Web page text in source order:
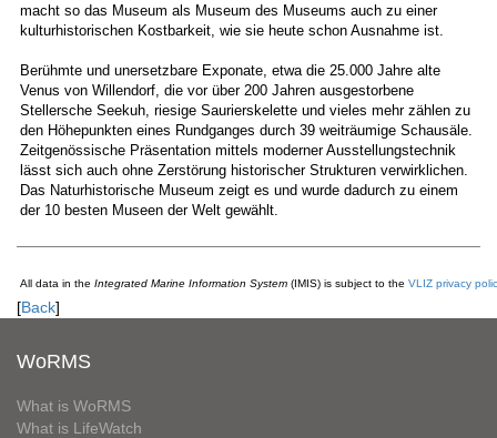
macht so das Museum als Museum des Museums auch zu einer
kulturhistorischen Kostbarkeit, wie sie heute schon Ausnahme ist.
Berühmte und unersetzbare Exponate, etwa die 25.000 Jahre alte
Venus von Willendorf, die vor über 200 Jahren ausgestorbene
Stellersche Seekuh, riesige Saurierskelette und vieles mehr zählen zu
den Höhepunkten eines Rundganges durch 39 weiträumige Schausäle.
Zeitgenössische Präsentation mittels moderner Ausstellungstechnik
lässt sich auch ohne Zerstörung historischer Strukturen verwirklichen.
Das Naturhistorische Museum zeigt es und wurde dadurch zu einem
der 10 besten Museen der Welt gewählt.
All data in the Integrated Marine Information System (IMIS) is subject to the VLIZ privacy
[Back]
WoRMS
What is WoRMS
What is LifeWatch